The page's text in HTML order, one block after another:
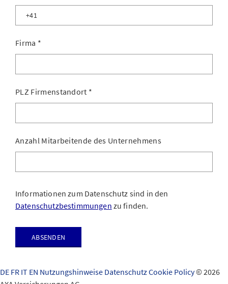
Firma *
PLZ Firmenstandort *
Anzahl Mitarbeitende des Unternehmens
Informationen zum Datenschutz sind in den
Datenschutzbestimmungen zu finden.
Absenden
DE FR IT EN Nutzungshinweise DatenschutzCookie Policy© 2026